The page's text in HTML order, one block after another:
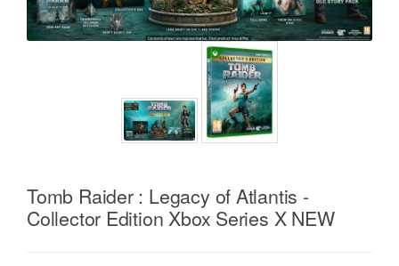
Tomb Raider : Legacy of Atlantis -
Collector Edition Xbox Series X NEW